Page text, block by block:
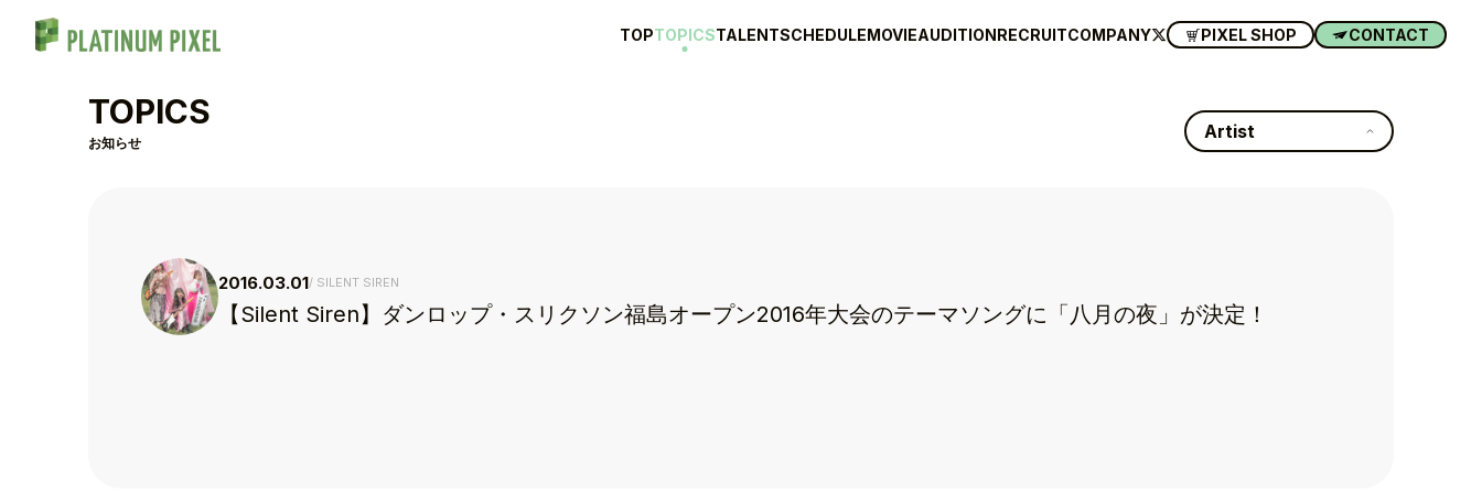
TOPTOPICSTALENTSCHEDULEMOVIEAUDITIONRECRUITCOMPANY PIXEL SHOP CONTACT
TOPICS
お知らせ
Artist
2016.03.01 SILENT SIREN
【Silent Siren】ダンロップ・スリクソン福島オープン2016年大会のテーマソングに「八月の夜」が決定！